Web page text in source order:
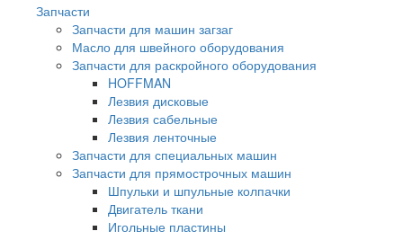
Запчасти
Запчасти для машин загзаг
Масло для швейного оборудования
Запчасти для раскройного оборудования
HOFFMAN
Лезвия дисковые
Лезвия сабельные
Лезвия ленточные
Запчасти для специальных машин
Запчасти для прямострочных машин
Шпульки и шпульные колпачки
Двигатель ткани
Игольные пластины